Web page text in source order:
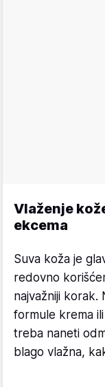
Vlaženje
ekcema
Suva koža je
redovno
najvažniji korak.
formule krema
treba naneti
blago vlažna,